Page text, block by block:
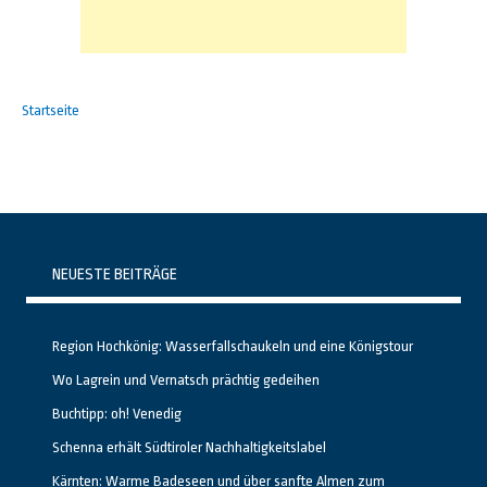
Startseite
NEUESTE BEITRÄGE
Region Hochkönig: Wasserfallschaukeln und eine Königstour
Wo Lagrein und Vernatsch prächtig gedeihen
Buchtipp: oh! Venedig
Schenna erhält Südtiroler Nachhaltigkeitslabel
Kärnten: Warme Badeseen und über sanfte Almen zum